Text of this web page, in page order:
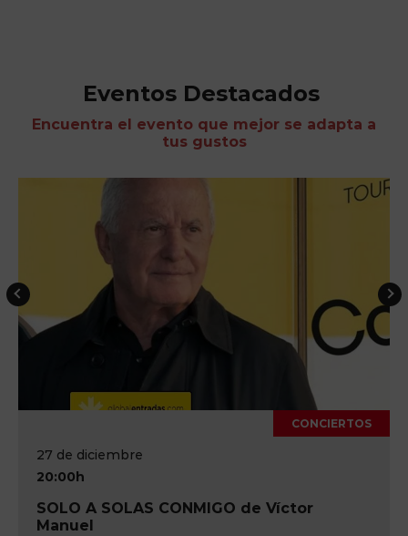
Eventos Destacados
Encuentra el evento que mejor se adapta a
tus gustos
27 de diciembre
20:00h
SOLO A SOLAS CONMIGO de Víctor
Manuel
CONCIERTOS